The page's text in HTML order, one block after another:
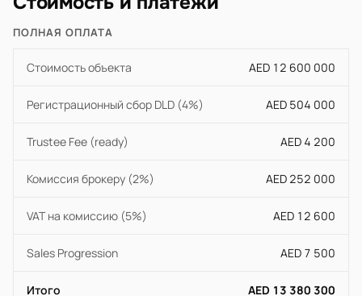
ПОЛНАЯ ОПЛАТА
Стоимость объекта AED 12 600 000
Регистрационный сбор DLD (4%) AED 504 000
Trustee Fee (ready) AED 4 200
Комиссия брокеру (2%) AED 252 000
VAT на комиссию (5%) AED 12 600
Sales Progression AED 7 500
Итого AED 13 380 300